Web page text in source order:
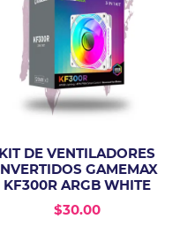
KIT DE VENTILADORES
INVERTIDOS GAMEMAX
KF300R ARGB WHITE
$30.00